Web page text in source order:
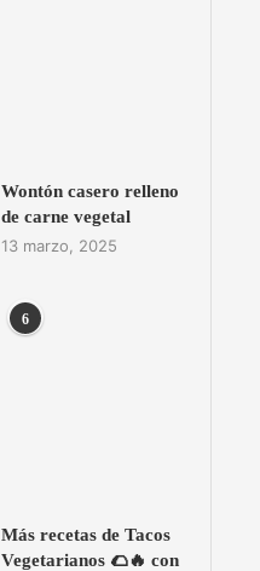
Wontón casero relleno
de carne vegetal
13 marzo, 2025
6
Más recetas de Tacos
Vegetarianos 🌮🔥 con